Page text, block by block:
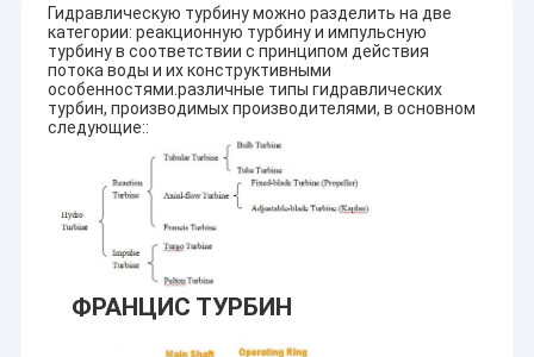
Гидравлическую турбину можно разделить на две
категории: реакционную турбину и импульсную
турбину в соответствии с принципом действия
потока воды и их конструктивными
особенностями.различные типы гидравлических
турбин, производимых производителями, в основном
следующие::
ФРАНЦИС ТУРБИН